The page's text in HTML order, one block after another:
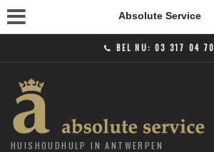
Absolute Service
BEL NU:03 317 04 70
HUISHOUDHULP IN ANTWERPEN